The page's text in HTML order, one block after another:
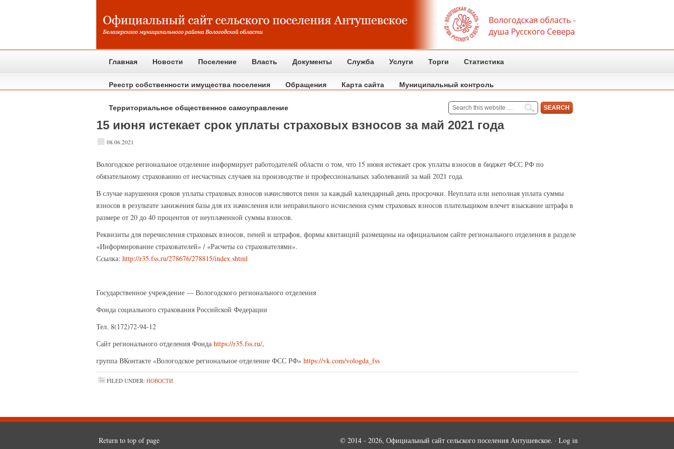
Главная Новости Поселение Власть Документы Служба Услуги Торги Статистика
Реестр собственности имущества поселения Обращения Карта сайта Муниципальный контроль
Территориальное общественное самоуправление
15 июня истекает срок уплаты страховых взносов за май 2021 года
08.06.2021
Вологодское региональное отделение информирует работодателей области о том, что 15 июня истекает срок уплаты взносов в бюджет ФСС РФ по
обязательному страхованию от несчастных случаев на производстве и профессиональных заболеваний за май 2021 года.
В случае нарушения сроков уплаты страховых взносов начисляются пени за каждый календарный день просрочки. Неуплата или неполная уплата суммы
взносов в результате занижения базы для их начисления или неправильного исчисления сумм страховых взносов плательщиком влечет взыскание штрафа в
размере от 20 до 40 процентов от неуплаченной суммы взносов.
Реквизиты для перечисления страховых взносов, пеней и штрафов, формы квитанций размещены на официальном сайте регионального отделения в разделе
«Информирование страхователей» / «Расчеты со страхователями».
Ссылка: http://r35.fss.ru/278676/278815/index.shtml
Государственное учреждение — Вологодского регионального отделения
Фонда социального страхования Российской Федерации
Тел. 8(172)72-94-12
Сайт регионального отделения Фонда https://r35.fss.ru/,
группа ВКонтакте «Вологодское региональное отделение ФСС РФ» https://vk.com/vologda_fss
FILED UNDER: НОВОСТИ
Return to top of page © 2014 - 2026, Официальный сайт сельского поселения Антушевское. · Log in